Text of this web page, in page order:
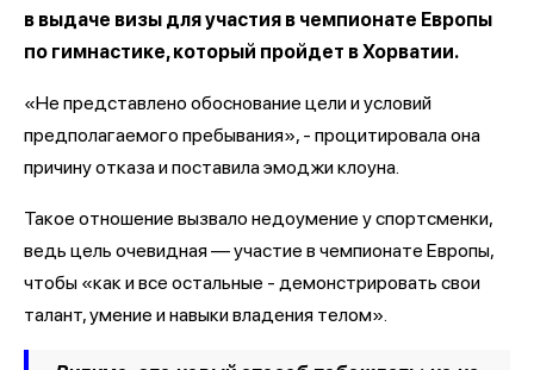
в выдаче визы для участия в чемпионате Европы
по гимнастике, который пройдет в Хорватии.
«Не представлено обоснование цели и условий
предполагаемого пребывания», - процитировала она
причину отказа и поставила эмоджи клоуна.
Такое отношение вызвало недоумение у спортсменки,
ведь цель очевидная — участие в чемпионате Европы,
чтобы «как и все остальные - демонстрировать свои
талант, умение и навыки владения телом».